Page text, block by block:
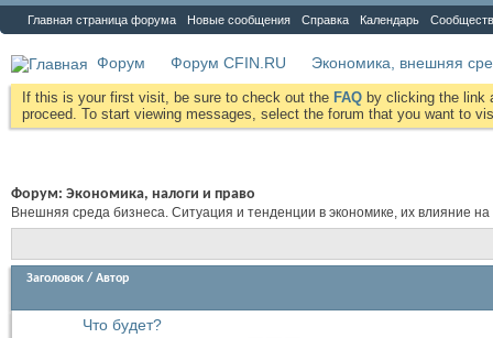
Главная страница форума Новые сообщения Справка Календарь
Форум Форум CFIN.RU Экономика, внешняя
If this is your first visit, be sure to check out the FAQ by clicking the link
proceed. To start viewing messages, select the forum that you want to
Форум: Экономика, налоги и право
Внешняя среда бизнеса. Ситуация и тенденции в экономике, их влияние
Заголовок / Автор
Что будет?